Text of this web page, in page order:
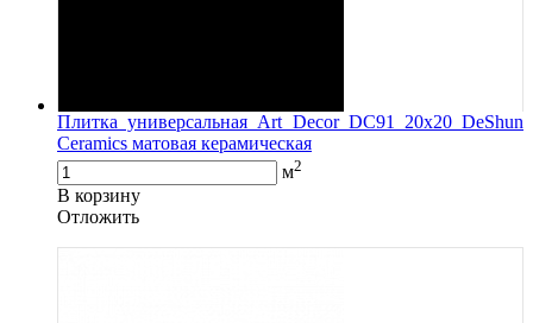
Плитка универсальная Art Decor DC91 20x20 DeShun
Ceramics матовая керамическая
м2
В корзину
Oтложить